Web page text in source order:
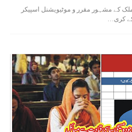
میں ملک کے مشہور مقرر و موٹیویشنل اسپیکر
کری…